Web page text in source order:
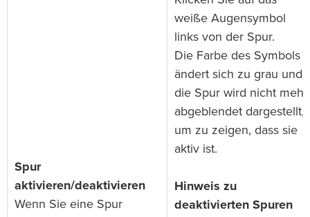
Spur
aktivieren/deaktivieren
Wenn Sie eine Spur
weiße Augensymbol
links von der Spur.
Die Farbe des Symbols
ändert sich zu grau und
die Spur wird nicht mehr
abgeblendet dargestellt,
um zu zeigen, dass sie
aktiv ist.
Hinweis zu
deaktivierten Spuren